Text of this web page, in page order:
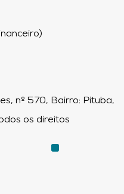
nº 570, Bairro: Pituba,
os direitos